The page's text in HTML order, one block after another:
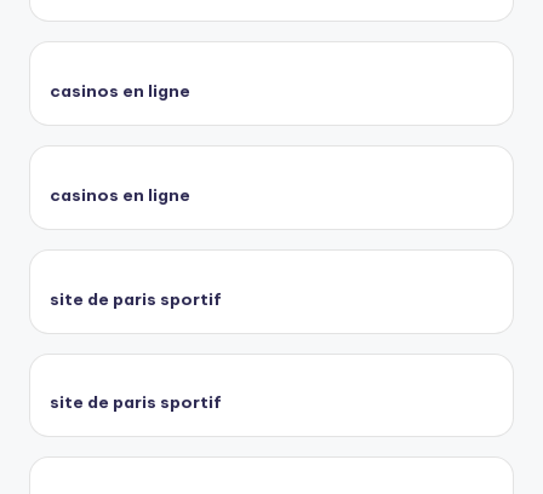
casinos en ligne
casinos en ligne
site de paris sportif
site de paris sportif